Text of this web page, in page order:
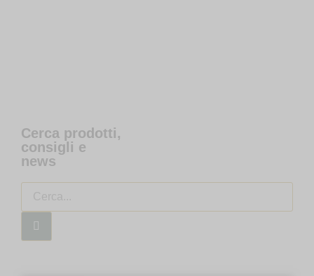
Cerca prodotti,
consigli e
news